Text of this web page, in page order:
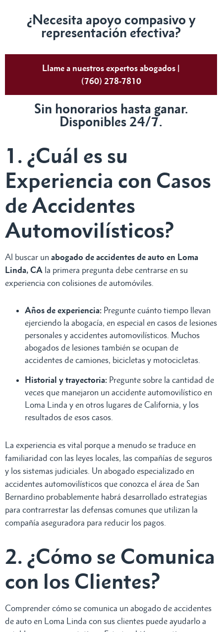
¿Necesita apoyo compasivo y
representación efectiva?
Llame a nuestros expertos abogados |
(760) 278-7810
Sin honorarios hasta ganar.
Disponibles 24/7.
1. ¿Cuál es su
Experiencia con Casos
de Accidentes
Automovilísticos?
Al buscar un abogado de accidentes de auto en Loma
Linda, CA la primera pregunta debe centrarse en su
experiencia con colisiones de automóviles.
Años de experiencia: Pregunte cuánto tiempo llevan
ejerciendo la abogacía, en especial en casos de lesiones
personales y accidentes automovilísticos. Muchos
abogados de lesiones también se ocupan de
accidentes de camiones, bicicletas y motocicletas.
Historial y trayectoria: Pregunte sobre la cantidad de
veces que manejaron un accidente automovilístico en
Loma Linda y en otros lugares de California, y los
resultados de esos casos.
La experiencia es vital porque a menudo se traduce en
familiaridad con las leyes locales, las compañías de seguros
y los sistemas judiciales. Un abogado especializado en
accidentes automovilísticos que conozca el área de San
Bernardino probablemente habrá desarrollado estrategias
para contrarrestar las defensas comunes que utilizan la
compañía aseguradora para reducir los pagos.
2. ¿Cómo se Comunica
con los Clientes?
Comprender cómo se comunica un abogado de accidentes
de auto en Loma Linda con sus clientes puede ayudarlo a